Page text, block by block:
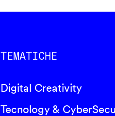
TEMATICHE
Digital Creativity
Tecnology &